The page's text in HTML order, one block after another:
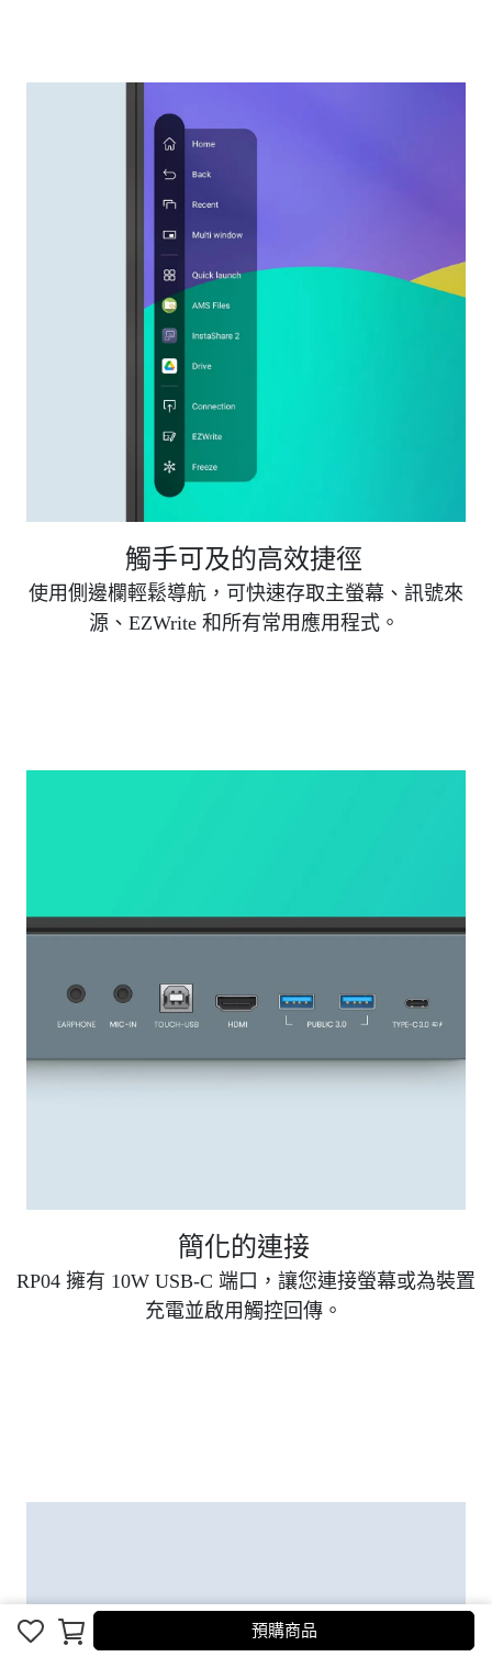
預購商品
觸手可及的高效捷徑
使用側邊欄輕鬆導航，可快速存取主螢幕、訊號來
源、EZWrite 和所有常用應用程式。
簡化的連接
RP04 擁有 10W USB-C 端口，讓您連接螢幕或為裝置
充電並啟用觸控回傳。